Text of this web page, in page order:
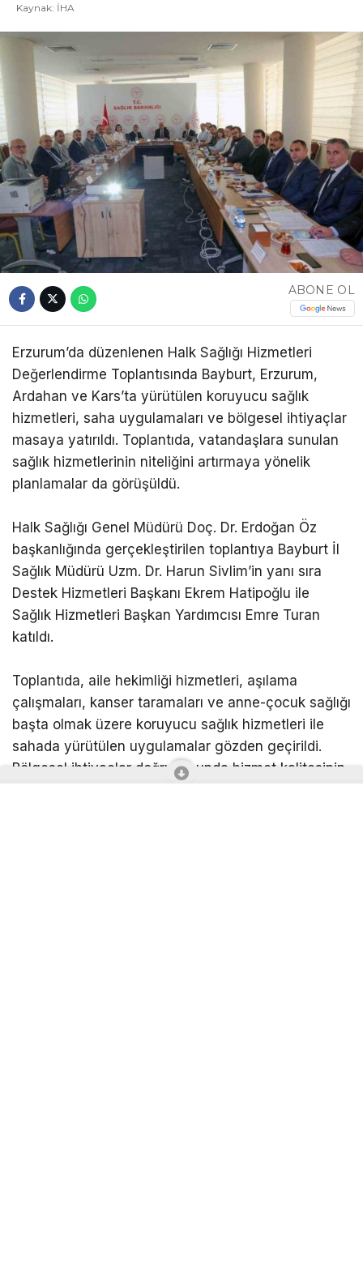
Kaynak: İHA
ABONE OL
Erzurum’da düzenlenen Halk Sağlığı Hizmetleri
Değerlendirme Toplantısında Bayburt, Erzurum,
Ardahan ve Kars’ta yürütülen koruyucu sağlık
hizmetleri, saha uygulamaları ve bölgesel ihtiyaçlar
masaya yatırıldı. Toplantıda, vatandaşlara sunulan
sağlık hizmetlerinin niteliğini artırmaya yönelik
planlamalar da görüşüldü.
Halk Sağlığı Genel Müdürü Doç. Dr. Erdoğan Öz
başkanlığında gerçekleştirilen toplantıya Bayburt İl
Sağlık Müdürü Uzm. Dr. Harun Sivlim’in yanı sıra
Destek Hizmetleri Başkanı Ekrem Hatipoğlu ile
Sağlık Hizmetleri Başkan Yardımcısı Emre Turan
katıldı.
Toplantıda, aile hekimliği hizmetleri, aşılama
çalışmaları, kanser taramaları ve anne-çocuk sağlığı
başta olmak üzere koruyucu sağlık hizmetleri ile
sahada yürütülen uygulamalar gözden geçirildi.
Bölgesel ihtiyaçlar doğrultusunda hizmet kalitesinin